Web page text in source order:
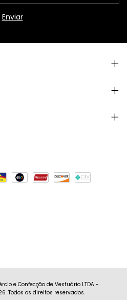
e Confecção de Vestuário LTDA -
Todos os direitos reservados.